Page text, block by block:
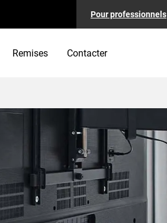
Pour professionnels
Remises Contacter